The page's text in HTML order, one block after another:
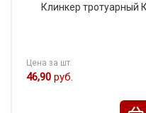
Клинкер тротуарный
Цена за шт.
46,90 руб.